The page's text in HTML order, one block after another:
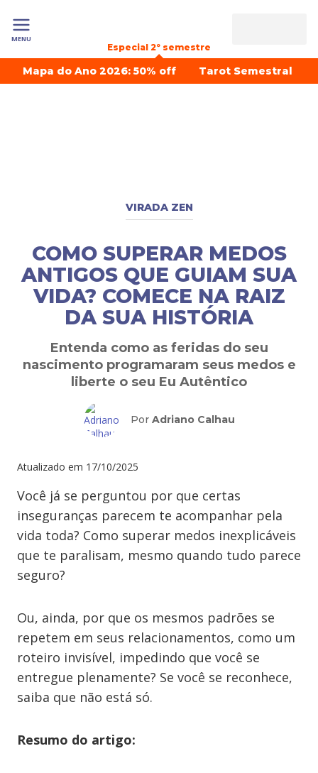
MENU
Especial 2º semestre
Mapa do Ano 2026: 50% off Tarot Semestral
VIRADA ZEN
COMO SUPERAR MEDOS
ANTIGOS QUE GUIAM SUA
VIDA? COMECE NA RAIZ
DA SUA HISTÓRIA
Entenda como as feridas do seu
nascimento programaram seus medos e
liberte o seu Eu Autêntico
Por Adriano Calhau
Atualizado em 17/10/2025
Você já se perguntou por que certas
inseguranças parecem te acompanhar pela
vida toda? Como superar medos inexplicáveis
que te paralisam, mesmo quando tudo parece
seguro?
Ou, ainda, por que os mesmos padrões se
repetem em seus relacionamentos, como um
roteiro invisível, impedindo que você se
entregue plenamente? Se você se reconhece,
saiba que não está só.
Resumo do artigo: